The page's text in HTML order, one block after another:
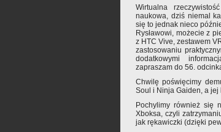
Wirtualna
naukowa, dziś niemal
się to jednak nieco
Rysławowi, możecie z
z HTC Vive, zestawem
zastosowaniu
dodatkowymi
zapraszam do 56.
Chwilę poświęcimy
Soul i Ninja Gaiden, a
Pochylimy również się
Xboksa, czyli
jak rękawiczki (dzięki